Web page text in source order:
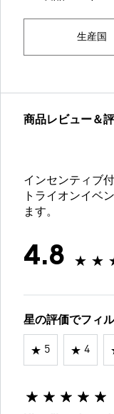
生産国
商品レビュー＆
インセンティブ
トライオンイベ
ます。
4.8
星の評価でフィ
5 4